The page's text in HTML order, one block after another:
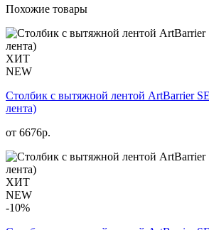
Похожие товары
ХИТ
NEW
Столбик с вытяжной лентой ArtBarrier
лента)
от 6676р.
ХИТ
NEW
-10%